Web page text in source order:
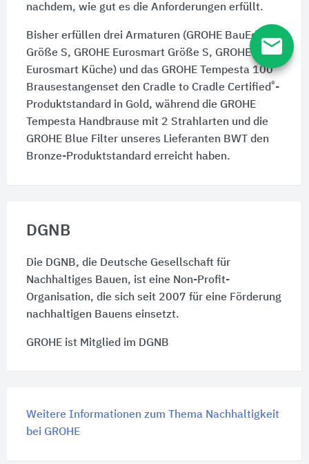
email
nachdem, wie gut es die Anforderungen erfüllt.
Bisher erfüllen drei Armaturen (GROHE BauEdge
Größe S, GROHE Eurosmart Größe S, GROHE
Eurosmart Küche) und das GROHE Tempesta 100
Brausestangenset den Cradle to Cradle Certified®-
Produktstandard in Gold, während die GROHE
Tempesta Handbrause mit 2 Strahlarten und die
GROHE Blue Filter unseres Lieferanten BWT den
Bronze-Produktstandard erreicht haben.
DGNB
Die DGNB, die Deutsche Gesellschaft für
Nachhaltiges Bauen, ist eine Non-Profit-
Organisation, die sich seit 2007 für eine Förderung
nachhaltigen Bauens einsetzt.
GROHE ist Mitglied im DGNB
Weitere Informationen zum Thema Nachhaltigkeit
bei GROHE